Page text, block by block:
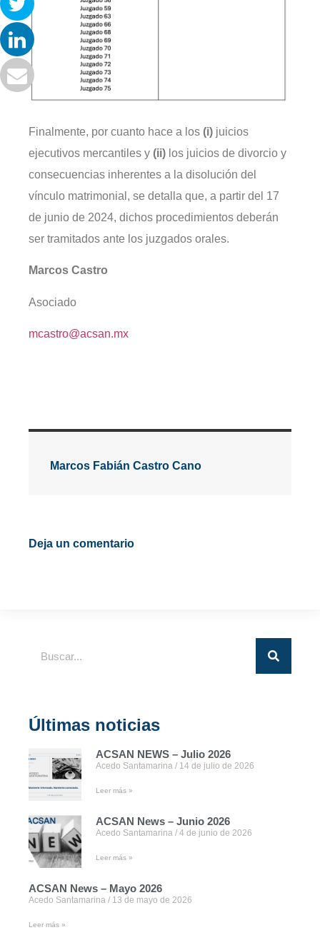
Finalmente, por cuanto hace a los (i) juicios
ejecutivos mercantiles y (ii) los juicios de divorcio y
consecuencias inherentes a la disolución del
vínculo matrimonial, se detalla que, a partir del 17
de junio de 2024, dichos procedimientos deberán
ser tramitados ante los juzgados orales.
Marcos Castro
Asociado
mcastro@acsan.mx
Marcos Fabián Castro Cano
Deja un comentario
Últimas noticias
ACSAN NEWS – Julio 2026
Acedo Santamarina 14 de julio de 2026
Leer más »
ACSAN News – Junio 2026
Acedo Santamarina 4 de junio de 2026
Leer más »
ACSAN News – Mayo 2026
Acedo Santamarina 13 de mayo de 2026
Leer más »